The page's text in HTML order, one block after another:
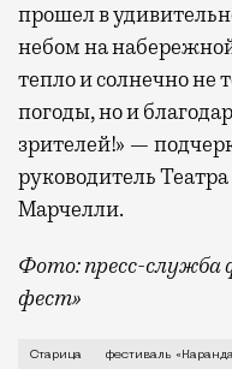
прошел в
небом на
тепло и солнечно не
погоды, но и
зрителей!» —
руководитель
Марчелли.
Фото: пресс-служба
фест»
В минувший уикенд
Старица фестиваль